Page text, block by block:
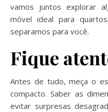
vamos juntos explorar
móvel ideal para
separamos para você.
Fique
Antes de tudo, meça o
compacto. Saber as
evitar surpresas